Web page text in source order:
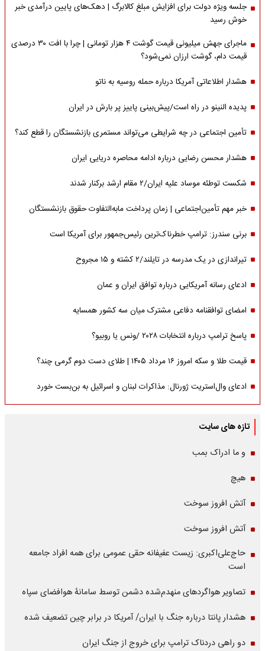
جلسه ویژه دولت برای افزایش مبلغ کالابرگ | دهک‌های پایین درآمدی خبر
خوش رسید
ماجرای جهش میلیونی قیمت گوشت ۴ هزار تومانی | چرا با افت ۳۰ درصدی
قیمت دام، گوشت ارزان نمی‌شود؟
هشدار اطلاعاتی آمریکا درباره حمله روسیه به ناتو
پدیده النینو در راه است/پیش‌بینی پاییز پر بارش در ایران
تأمین اجتماعی در چه شرایطی می‌تواند مستمری بازنشستگان را قطع کند؟
هشدار محسن رضایی درباره ادامه محاصره دریایی ایران
شکست توطئه موساد علیه ایران/۲ مقام‌ ارشد برکنار شدند
خبر مهم تأمین‌اجتماعی | زمان پرداخت مابه‌التفاوت حقوق بازنشستگان
برنی سندرز: ترامپ خطرناک‌ترین رئیس‌جمهور برای آمریکا است
تیراندازی در یک مدرسه در تایلند/۲ کشته و ۱۵ مجروح
ادعای رسانه آمریکایی درباره توافق ایران و عمان
امضای توافقنامه دفاعی مشترک میان سه کشور همسایه
پاسخ ترامپ درباره انتخابات ۲۰۲۸ /ونس یا روبیو؟
قیمت طلا و سکه امروز ۱۶ مرداد ۱۴۰۵ | طلای دست دوم گرمی چند؟
ادعای وال‌استریت ژورنال: مذاکرات لبنان و اسرائیل به بن‌بست خورد
تازه های سایت
و ما ادراک بمب
هیچ
آتش افروز سوخت
آتش افروز سوخت
حاج‌علی‌اکبری: زیست عفیفانه حقی عمومی برای همه افراد جامعه
است
تصاویر هواگردهای منهدم‌شده دشمن توسط سامانۀ هوافضای سپاه
هشدار پانتا درباره جنگ با ایران/ آمریکا در برابر چین تضعیف شده
دو راهی دردناک ترامپ برای خروج از جنگ ایران